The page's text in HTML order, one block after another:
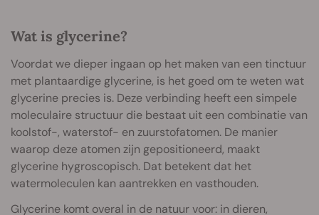
Wat is glycerine?
Voordat we dieper ingaan op het maken van een tinctuur
met plantaardige glycerine, is het goed om te weten wat
glycerine precies is. Deze verbinding heeft een simpele
moleculaire structuur die bestaat uit een combinatie van
koolstof-, waterstof- en zuurstofatomen. De manier
waarop deze atomen zijn gepositioneerd, maakt
glycerine hygroscopisch. Dat betekent dat het
watermoleculen kan aantrekken en vasthouden.
Glycerine komt overal in de natuur voor: in dieren,